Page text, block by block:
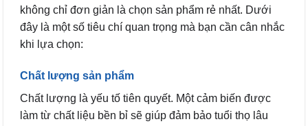
không chỉ đơn giản là chọn sản phẩm rẻ nhất. Dưới
đây là một số tiêu chí quan trọng mà bạn cần cân nhắc
khi lựa chọn:
Chất lượng sản phẩm
Chất lượng là yếu tố tiên quyết. Một cảm biến được
làm từ chất liệu bền bỉ sẽ giúp đảm bảo tuổi thọ lâu